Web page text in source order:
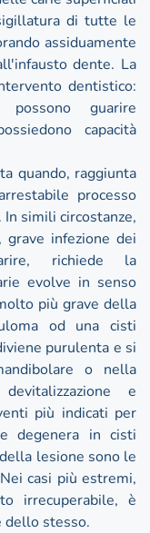
di tutte le
assiduamente
dente. La
dentistico:
guarire
capacità
quando, raggiunta
processo
simili circostanze,
infezione dei
richiede la
evolve in senso
più grave della
od una cisti
purulenta e si
o nella
e
più indicati per
degenera in cisti
lesione sono le
casi più estremi,
irrecuperabile, è
dello stesso.